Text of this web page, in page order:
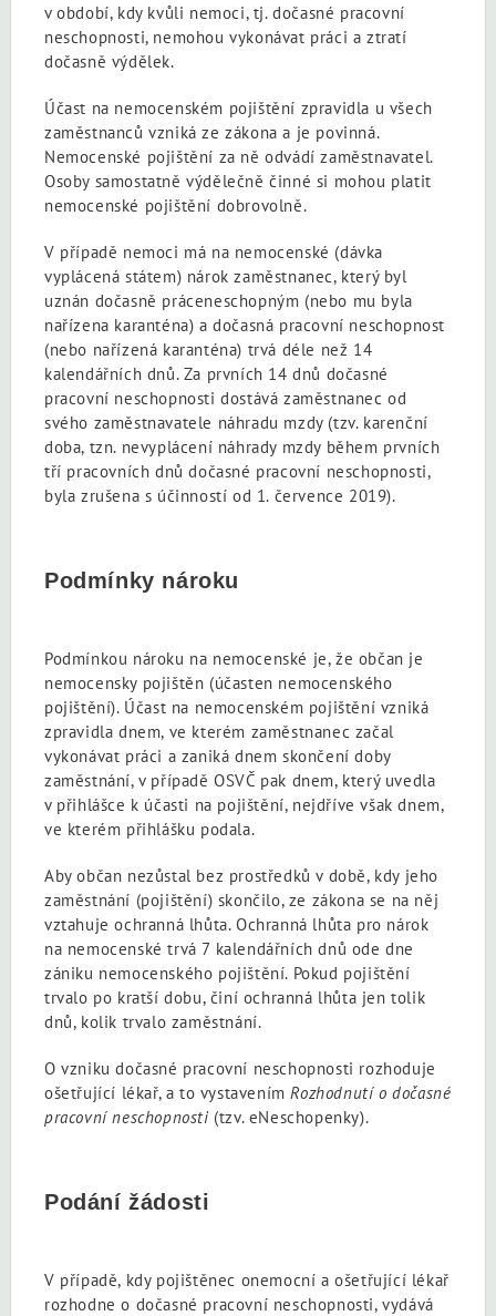
v období, kdy kvůli nemoci, tj. dočasné pracovní
neschopnosti, nemohou vykonávat práci a ztratí
dočasně výdělek.
Účast na nemocenském pojištění zpravidla u všech
zaměstnanců vzniká ze zákona a je povinná.
Nemocenské pojištění za ně odvádí zaměstnavatel.
Osoby samostatně výdělečně činné si mohou platit
nemocenské pojištění dobrovolně.
V případě nemoci má na nemocenské (dávka
vyplácená státem) nárok zaměstnanec, který byl
uznán dočasně práceneschopným (nebo mu byla
nařízena karanténa) a dočasná pracovní neschopnost
(nebo nařízená karanténa) trvá déle než 14
kalendářních dnů. Za prvních 14 dnů dočasné
pracovní neschopnosti dostává zaměstnanec od
svého zaměstnavatele náhradu mzdy (tzv. karenční
doba, tzn. nevyplácení náhrady mzdy během prvních
tří pracovních dnů dočasné pracovní neschopnosti,
byla zrušena s účinností od 1. července 2019).
Podmínky nároku
Podmínkou nároku na nemocenské je, že občan je
nemocensky pojištěn (účasten nemocenského
pojištění). Účast na nemocenském pojištění vzniká
zpravidla dnem, ve kterém zaměstnanec začal
vykonávat práci a zaniká dnem skončení doby
zaměstnání, v případě OSVČ pak dnem, který uvedla
v přihlášce k účasti na pojištění, nejdříve však dnem,
ve kterém přihlášku podala.
Aby občan nezůstal bez prostředků v době, kdy jeho
zaměstnání (pojištění) skončilo, ze zákona se na něj
vztahuje ochranná lhůta. Ochranná lhůta pro nárok
na nemocenské trvá 7 kalendářních dnů ode dne
zániku nemocenského pojištění. Pokud pojištění
trvalo po kratší dobu, činí ochranná lhůta jen tolik
dnů, kolik trvalo zaměstnání.
O vzniku dočasné pracovní neschopnosti rozhoduje
ošetřující lékař, a to vystavenímRozhodnutí o dočasné
pracovní neschopnosti (tzv. eNeschopenky).
Podání žádosti
V případě, kdy pojištěnec onemocní a ošetřující lékař
rozhodne o dočasné pracovní neschopnosti, vydává